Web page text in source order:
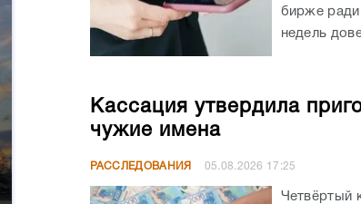
бирже ради
недель
Кассация утвердила
чужие имена
РАССЛЕДОВАНИЯ 05.08.2026 17:25
Четвёртый